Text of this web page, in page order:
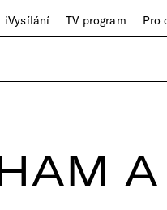
iVysílání TV program Pro